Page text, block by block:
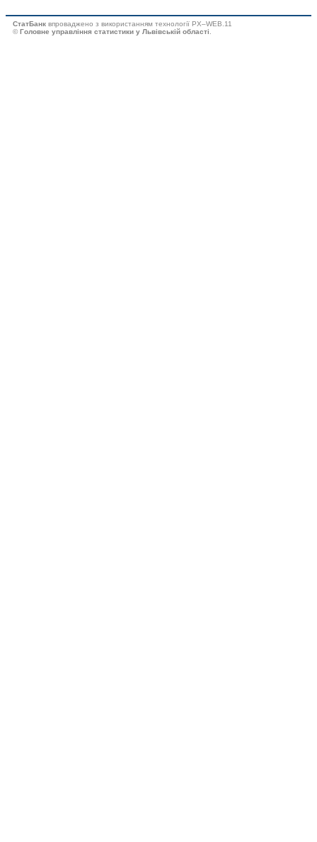
СтатБанк впроваджено з використанням технології PX–WEB.11
© Головне управління статистики у Львівській області